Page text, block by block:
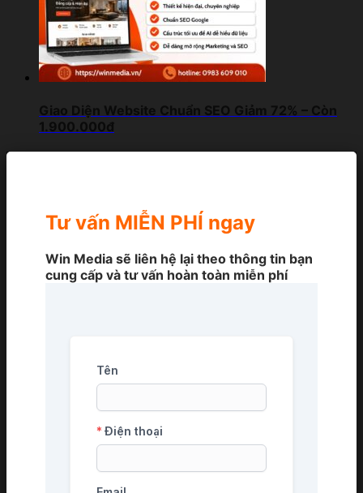
Giao Diện Website Chuẩn SEO Giảm 72% – Còn
1.900.000đ
Tư vấn MIỄN PHÍ ngay
Win Media sẽ liên hệ lại theo thông tin bạn
cung cấp và tư vấn hoàn toàn miễn phí